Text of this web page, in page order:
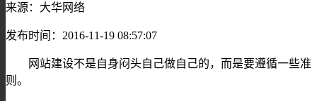
来源：大华网络
发布时间：2016-11-19 08:57:07
网站建设不是自身闷头自己做自己的，而是要遵循一些准
则。